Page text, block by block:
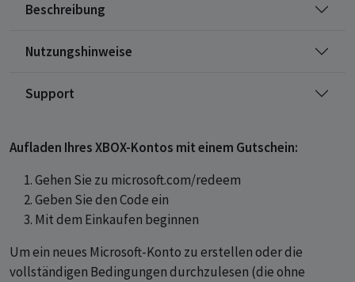
Beschreibung
Nutzungshinweise
Support
Aufladen Ihres XBOX-Kontos mit einem Gutschein:
Gehen Sie zu microsoft.com/redeem
Geben Sie den Code ein
Mit dem Einkaufen beginnen
Um ein neues Microsoft-Konto zu erstellen oder die
vollständigen Bedingungen durchzulesen (die ohne